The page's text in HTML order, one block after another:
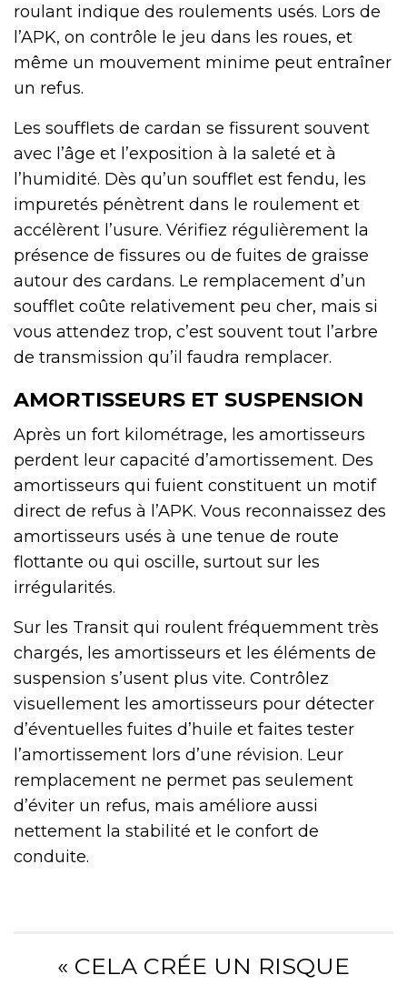
roulant indique des roulements usés. Lors de
l’APK, on contrôle le jeu dans les roues, et
même un mouvement minime peut entraîner
un refus.
Les soufflets de cardan se fissurent souvent
avec l’âge et l’exposition à la saleté et à
l’humidité. Dès qu’un soufflet est fendu, les
impuretés pénètrent dans le roulement et
accélèrent l’usure. Vérifiez régulièrement la
présence de fissures ou de fuites de graisse
autour des cardans. Le remplacement d’un
soufflet coûte relativement peu cher, mais si
vous attendez trop, c’est souvent tout l’arbre
de transmission qu’il faudra remplacer.
AMORTISSEURS ET SUSPENSION
Après un fort kilométrage, les amortisseurs
perdent leur capacité d’amortissement. Des
amortisseurs qui fuient constituent un motif
direct de refus à l’APK. Vous reconnaissez des
amortisseurs usés à une tenue de route
flottante ou qui oscille, surtout sur les
irrégularités.
Sur les Transit qui roulent fréquemment très
chargés, les amortisseurs et les éléments de
suspension s’usent plus vite. Contrôlez
visuellement les amortisseurs pour détecter
d’éventuelles fuites d’huile et faites tester
l’amortissement lors d’une révision. Leur
remplacement ne permet pas seulement
d’éviter un refus, mais améliore aussi
nettement la stabilité et le confort de
conduite.
« CELA CRÉE UN RISQUE